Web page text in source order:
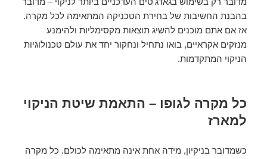
בהבנת החשיבות של בחירת הטכניקה המתאימה לכל מקרה.
אז אם אתם מוכנים להשיג תוצאות מקסימליות ולהימנע
מנזקים אקראיים, בואו נתחיל ונחקור יחד את עולם טכנולוגיות
הניקוי המתקדמות.
כל מקרה לגופו – התאמת שיטת הניקוי
למארז
כשמדובר בניקיון, מידה אחת אינה מתאימה לכולם. כל מקרה